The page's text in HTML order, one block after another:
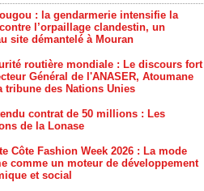
routière mondiale : Le discours fort
Général de l'ANASER, Atoumane
tribune des Nations Unies
contrat de 50 millions : Les
de la Lonase
comme un moteur de développement
et social
familial à l'urgence absolue : Les
du projet « 221 » d'Amadou Abdou
sauver des vies en 60 secondes